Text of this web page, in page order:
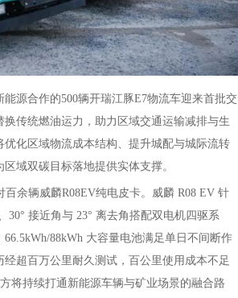
源合作的500辆开瑞江豚E7物流车迎来首批交
传统燃油运力，助力区域交通运输减排与生
化区域物流成本结构、提升城配与城际流转
域双碳目标落地提供实体支撑。
余辆威麟R08EV纯电皮卡。威麟 R08 EV 针
30° 接近角与 23° 离去角搭配双电机四驱系
88kWh 大容量电池满足单日不间断作
超百万公里耐久测试，百公里使用成本不足
将持续打通新能源车辆与矿业场景的融合路